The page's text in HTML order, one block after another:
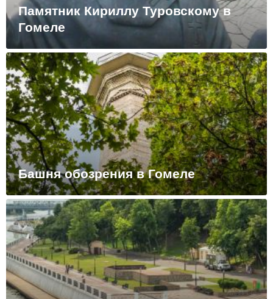
Памятник Кириллу Туровскому в
Гомеле
Башня обозрения в Гомеле